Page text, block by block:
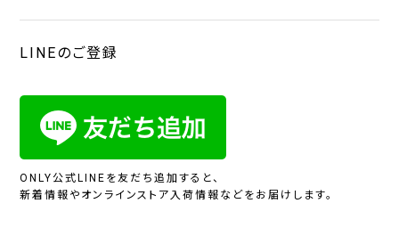
LINEのご登録
ONLY公式LINEを友だち追加すると、
新着情報やオンラインストア入荷情報などをお届けします。